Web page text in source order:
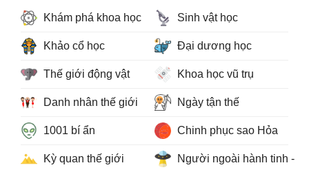
Khám phá khoa học Sinh vật học
Khảo cổ học Đại dương học
Thế giới động vật Khoa học vũ trụ
Danh nhân thế giới Ngày tận thế
1001 bí ẩn Chinh phục sao Hỏa
Kỳ quan thế giới Người ngoài hành tinh -